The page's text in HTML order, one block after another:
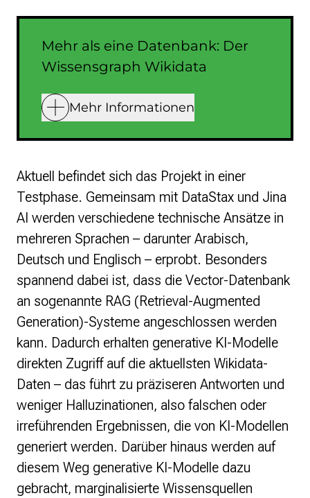
Mehr als eine Datenbank: Der
Wissensgraph Wikidata
Mehr Informationen
Aktuell befindet sich das Projekt in einer
Testphase. Gemeinsam mit DataStax und Jina
AI werden verschiedene technische Ansätze in
mehreren Sprachen – darunter Arabisch,
Deutsch und Englisch – erprobt. Besonders
spannend dabei ist, dass die Vector-Datenbank
an sogenannte RAG (Retrieval-Augmented
Generation)-Systeme angeschlossen werden
kann. Dadurch erhalten generative KI-Modelle
direkten Zugriff auf die aktuellsten Wikidata-
Daten – das führt zu präziseren Antworten und
weniger Halluzinationen, also falschen oder
irreführenden Ergebnissen, die von KI-Modellen
generiert werden. Darüber hinaus werden auf
diesem Weg generative KI-Modelle dazu
gebracht, marginalisierte Wissensquellen